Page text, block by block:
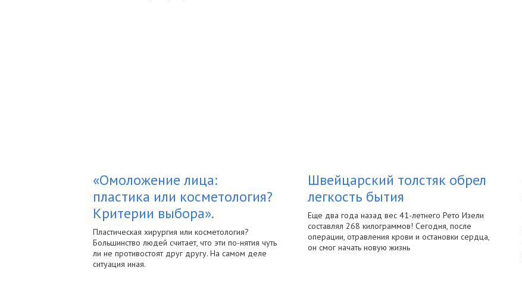
«Омоложение лица:
пластика или косметология?
Критерии выбора».
Пластическая хирургия или косметология?
Большинство людей считает, что эти по-нятия чуть
ли не противостоят друг другу. На самом деле
ситуация иная.
Швейцарский толстяк обрел
легкость бытия
Еще два года назад вес 41-летнего Рето Изели
составлял 268 килограммов! Сегодня, после
операции, отравления крови и остановки сердца,
он смог начать новую жизнь